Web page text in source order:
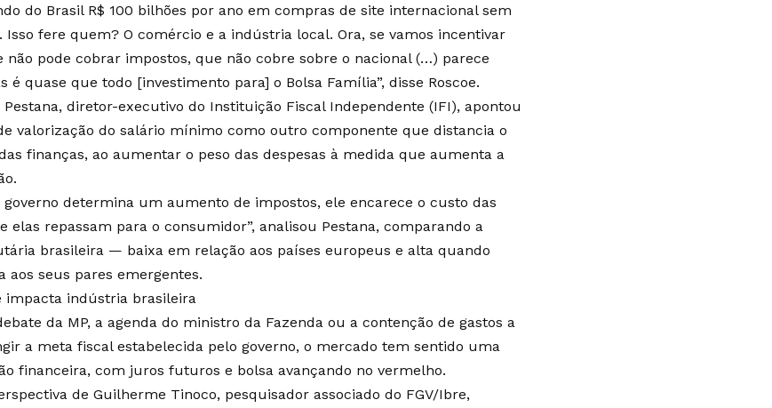
do Brasil R$ 100 bilhões por ano em compras de site internacional sem
Isso fere quem? O comércio e a indústria local. Ora, se vamos incentivar
não pode cobrar impostos, que não cobre sobre o nacional (…) parece
é quase que todo [investimento para] o Bolsa Família”, disse Roscoe.
diretor-executivo do Instituição Fiscal Independente (IFI), apontou
valorização do salário mínimo como outro componente que distancia o
finanças, ao aumentar o peso das despesas à medida que aumenta a
governo determina um aumento de impostos, ele encarece o custo das
elas repassam para o consumidor”, analisou Pestana, comparando a
brasileira — baixa em relação aos países europeus e alta quando
aos seus pares emergentes.
impacta indústria brasileira
da MP, a agenda do ministro da Fazenda ou a contenção de gastos a
a meta fiscal estabelecida pelo governo, o mercado tem sentido uma
financeira, com juros futuros e bolsa avançando no vermelho.
de Guilherme Tinoco, pesquisador associado do FGV/Ibre,